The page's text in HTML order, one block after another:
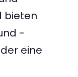
bieten
-
eine